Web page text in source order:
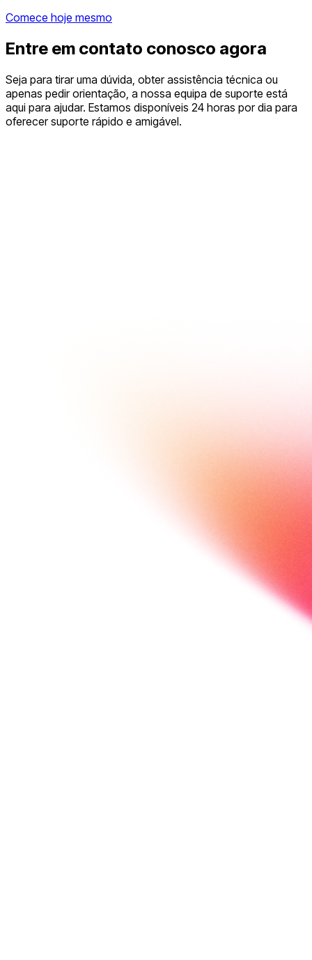
Comece hoje mesmo
Entre em contato conosco agora
Seja para tirar uma dúvida, obter assistência técnica ou
apenas pedir orientação, a nossa equipa de suporte está
aqui para ajudar. Estamos disponíveis 24 horas por dia para
oferecer suporte rápido e amigável.